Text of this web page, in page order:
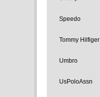
Speedo
Tommy Hilfiger
Umbro
UsPoloAssn